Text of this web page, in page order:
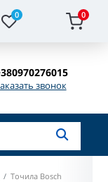
0 0
звонок
Точила Bosch